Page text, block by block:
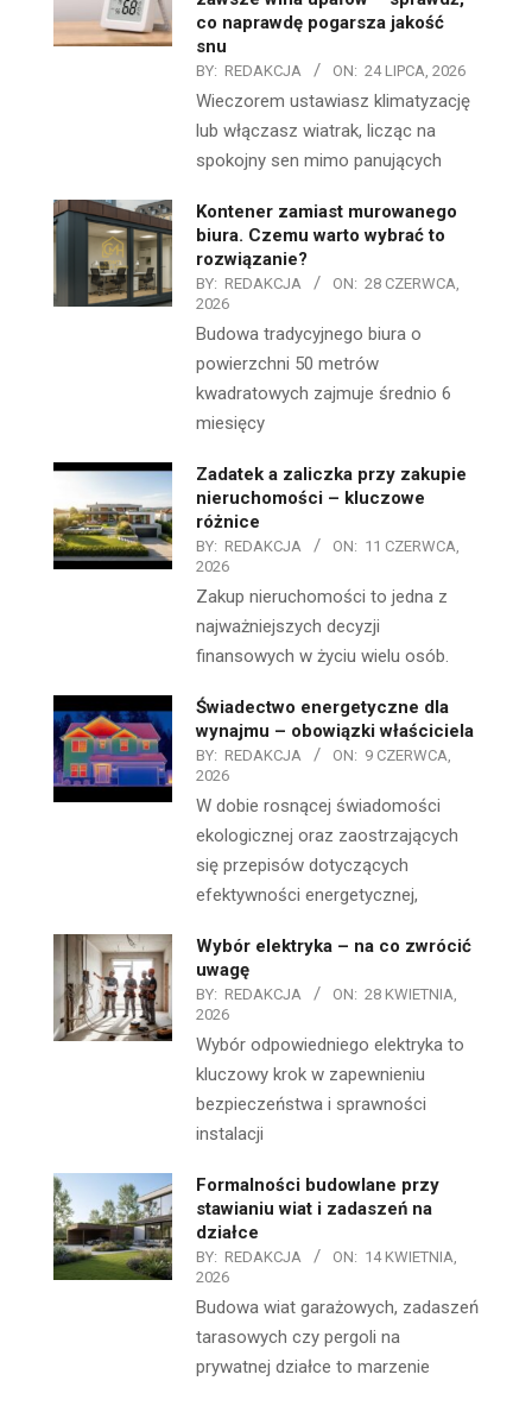
co naprawdę pogarsza jakość
snu
BY: REDAKCJA ON: 24 LIPCA, 2026
Wieczorem ustawiasz klimatyzację
lub włączasz wiatrak, licząc na
spokojny sen mimo panujących
Kontener zamiast murowanego
biura. Czemu warto wybrać to
rozwiązanie?
BY: REDAKCJA ON: 28 CZERWCA,
2026
Budowa tradycyjnego biura o
powierzchni 50 metrów
kwadratowych zajmuje średnio 6
miesięcy
Zadatek a zaliczka przy zakupie
nieruchomości – kluczowe
różnice
BY: REDAKCJA ON: 11 CZERWCA,
2026
Zakup nieruchomości to jedna z
najważniejszych decyzji
finansowych w życiu wielu osób.
Świadectwo energetyczne dla
wynajmu – obowiązki właściciela
BY: REDAKCJA ON: 9 CZERWCA,
2026
W dobie rosnącej świadomości
ekologicznej oraz zaostrzających
się przepisów dotyczących
efektywności energetycznej,
Wybór elektryka – na co zwrócić
uwagę
BY: REDAKCJA ON: 28 KWIETNIA,
2026
Wybór odpowiedniego elektryka to
kluczowy krok w zapewnieniu
bezpieczeństwa i sprawności
instalacji
Formalności budowlane przy
stawianiu wiat i zadaszeń na
działce
BY: REDAKCJA ON: 14 KWIETNIA,
2026
Budowa wiat garażowych, zadaszeń
tarasowych czy pergoli na
prywatnej działce to marzenie